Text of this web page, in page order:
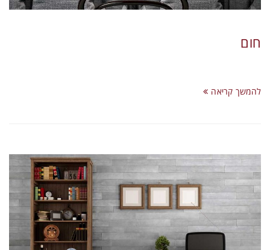
חום
להמשך קריאה